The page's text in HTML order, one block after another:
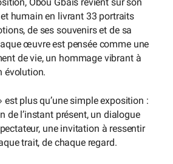
Obou Gbais revient sur son
humain en livrant 33 portraits
de ses souvenirs et de sa
œuvre est pensée comme une
de vie, un hommage vibrant à
évolution.
est plus qu’une simple exposition :
de l’instant présent, un dialogue
une invitation à ressentir
trait, de chaque regard.